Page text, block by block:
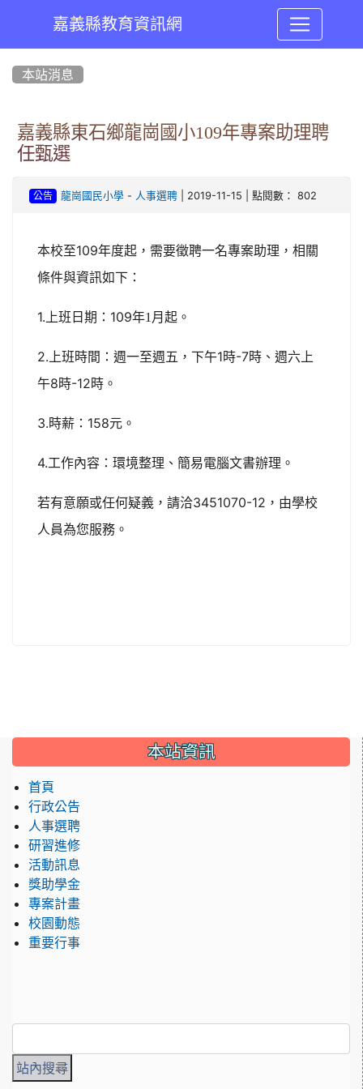
嘉義縣教育資訊網
本站消息
嘉義縣東石鄉龍崗國小109年專案助理聘
任甄選
公告 龍崗國民小學- 人事選聘| 2019-11-15 | 點閱數： 802
本校至109年度起，需要徵聘一名專案助理，相關
條件與資訊如下：
1. 上班日期： 109年1月起。
2. 上班時間：週一至週五，下午1時-7時、週六上
午8時-12時。
3.時薪： 158元。
4.工作內容：環境整理、簡易電腦文書辦理。
若有意願或任何疑義，請洽3451070-12 ，由學校
人員為您服務。
::: 本站資訊
首頁
行政公告
人事選聘
研習進修
活動訊息
獎助學金
專案計畫
校園動態
重要行事